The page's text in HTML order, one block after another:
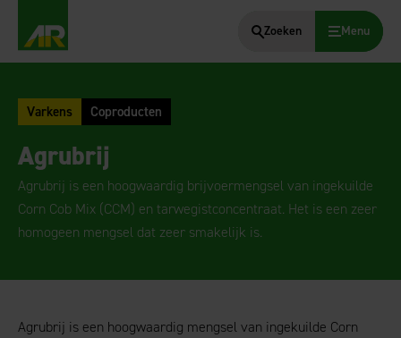
AgruniekRijnvallei
Zoeken Menu
Varkens Coproducten
Agrubrij
Agrubrij is een hoogwaardig brijvoermengsel van ingekuilde
Corn Cob Mix (CCM) en tarwegistconcentraat. Het is een zeer
homogeen mengsel dat zeer smakelijk is.
Agrubrij is een hoogwaardig mengsel van ingekuilde Corn